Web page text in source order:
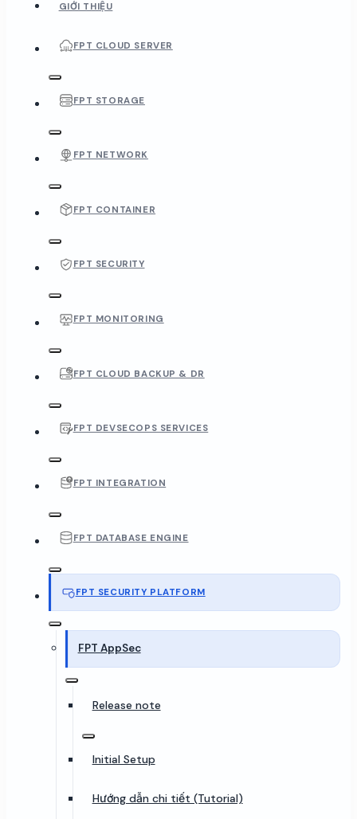
GIỚI THIỆU
FPT CLOUD SERVER
FPT STORAGE
FPT NETWORK
FPT CONTAINER
FPT SECURITY
FPT MONITORING
FPT CLOUD BACKUP & DR
FPT DEVSECOPS SERVICES
FPT INTEGRATION
FPT DATABASE ENGINE
FPT SECURITY PLATFORM
FPT AppSec
Release note
Initial Setup
Hướng dẫn chi tiết (Tutorial)